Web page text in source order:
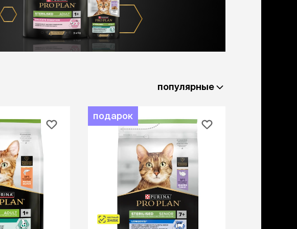
Сухие, без смывания
От перхоти и зуда
Для длинношерстных
Для короткошерстных
Влажные салфетки
Уход за глазами
средства от запаха
Отпугиватели
популярные
подарок